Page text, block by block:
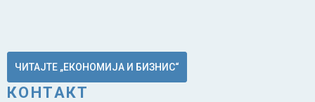
ЧИТАЈТЕ „ЕКОНОМИЈА И БИЗНИС“
КОНТАКТ